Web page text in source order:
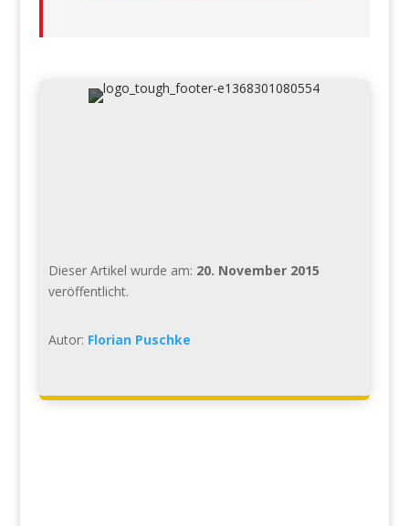
Dieser Artikel wurde am: 20. November 2015
veröffentlicht.
Autor: Florian Puschke